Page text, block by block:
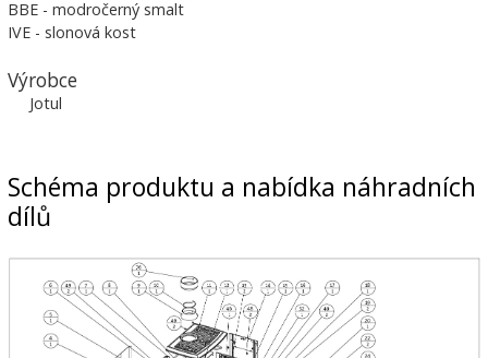
BBE - modročerný smalt
IVE - slonová kost
Výrobce
Jotul
Schéma produktu a nabídka náhradních
dílů